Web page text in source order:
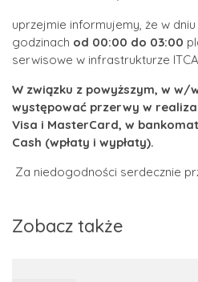
uprzejmie informujemy, że w dniu
godzinach od 00:00 do 03:00
serwisowe w infrastrukturze
W związku z powyższym, w w/
występować przerwy w
Visa i MasterCard, w
Cash (wpłaty i wypłaty).
Za niedogodności serdecznie
Zobacz także